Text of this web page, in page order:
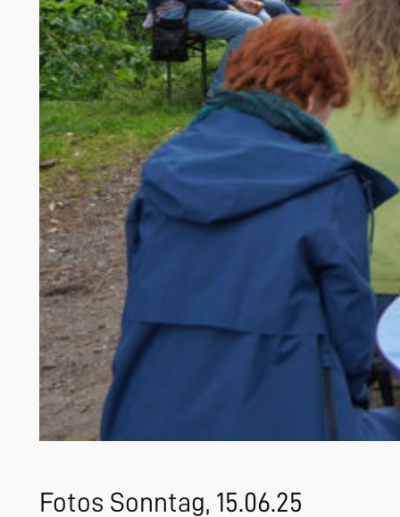
Fotos Sonntag, 15.06.25